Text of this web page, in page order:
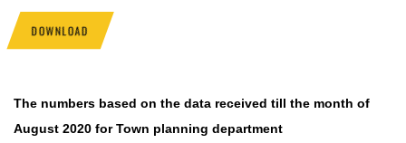
DOWNLOAD
The numbers based on the data received till the month of
August 2020 for Town planning department